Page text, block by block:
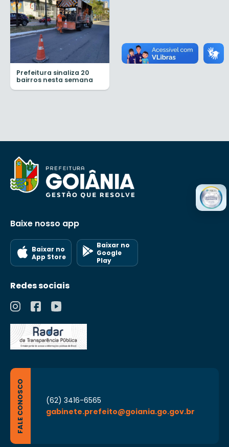
Prefeitura sinaliza 20
bairros nesta semana
Baixe nosso app
Baixar no
App Store
Baixar no
Google
Play
Redes sociais
FALE CONOSCO
(62) 3416-6565
gabinete.prefeito@goiania.go.gov.br